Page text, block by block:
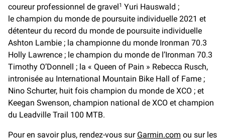
coureur professionnel de gravel1 Yuri Hauswald ;
le champion du monde de poursuite individuelle 2021 et
détenteur du record du monde de poursuite individuelle
Ashton Lambie ; la championne du monde Ironman 70.3
Holly Lawrence ; le champion du monde de l’Ironman 70.3
Timothy O’Donnell ; la « Queen of Pain » Rebecca Rusch,
intronisée au International Mountain Bike Hall of Fame ;
Nino Schurter, huit fois champion du monde de XCO ; et
Keegan Swenson, champion national de XCO et champion
du Leadville Trail 100 MTB.
Pour en savoir plus, rendez-vous sur Garmin.com ou sur les